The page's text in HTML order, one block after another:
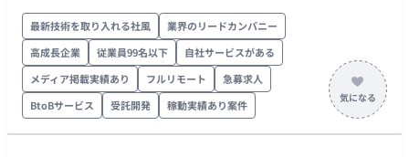
基盤構築と現状の可視化（最初の半年） 既存環境の改修および
初期シナリオの構築。 10万人の会員のうち、現在デジタル接点
で有効にリーチできている層（アクティブ層）とそうでない層
の洗い出し。（例：「実はメールを見ているのは1万人
（10%）のみ」といった現状の正確な把握とセグメント化） ・
最新技術を取り入れる社風
業界のリードカンパニー
高成長企業
従業員99名以下
自社サービスがある
メディア掲載実績あり
フルリモート
急募求人
BtoBサービス
受託開発 稼動実績あり案件